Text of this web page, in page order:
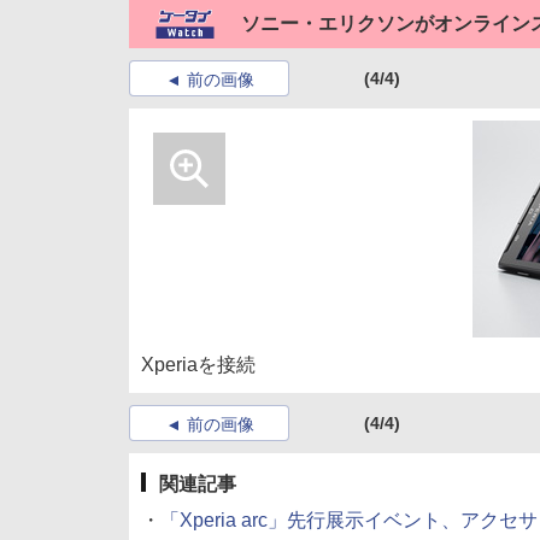
ソニー・エリクソンがオンライン
前の画像 (4/4)
Xperiaを接続
前の画像 (4/4)
関連記事
・
「Xperia arc」先行展示イベント、アクセ